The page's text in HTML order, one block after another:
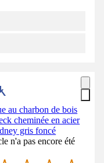
au charbon de bois
cheminée en acier
gris foncé
n'a pas encore été